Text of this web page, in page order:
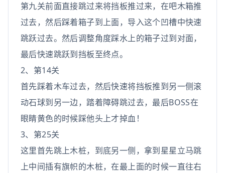
第九关前面直接跳过来将挡板推过来，在吧木箱推
过去，然后踩着箱子到上面，导入这个凹槽中快速
跳跃过去。然后调整角度踩水上的箱子过到对面，
最后快速跳跃到挡板至终点。
2、第14关
首先踩着木车过去，然后快速将挡板推到另一侧滚
动石球到另一边，踏着障碍跳过去，最后BOSS在
眼睛黄色的时候踩他头上才掉血！
3、第25关
这里首先跳上木桩，到底另一侧，拿到星星立马跳
上中间插有旗帜的木桩，在最上面的时候一直往右